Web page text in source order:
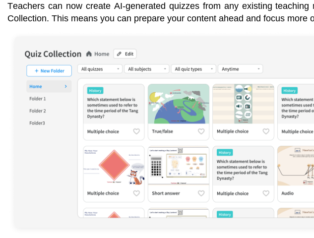
Teachers can now create AI-generated quizzes from any existing
Collection. This means you can prepare your content ahead and focus more